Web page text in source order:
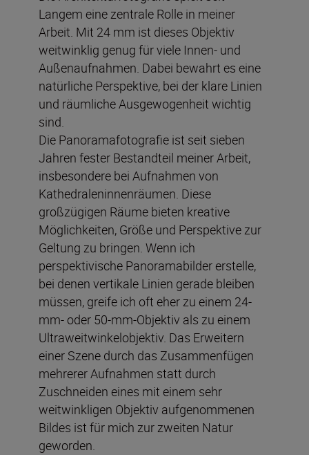
Langem eine zentrale Rolle in meiner
Arbeit. Mit 24 mm ist dieses Objektiv
weitwinklig genug für viele Innen- und
Außenaufnahmen. Dabei bewahrt es eine
natürliche Perspektive, bei der klare Linien
und räumliche Ausgewogenheit wichtig
sind.
Die Panoramafotografie ist seit sieben
Jahren fester Bestandteil meiner Arbeit,
insbesondere bei Aufnahmen von
Kathedraleninnenräumen. Diese
großzügigen Räume bieten kreative
Möglichkeiten, Größe und Perspektive zur
Geltung zu bringen. Wenn ich
perspektivische Panoramabilder erstelle,
bei denen vertikale Linien gerade bleiben
müssen, greife ich oft eher zu einem 24-
mm- oder 50-mm-Objektiv als zu einem
Ultraweitwinkelobjektiv. Das Erweitern
einer Szene durch das Zusammenfügen
mehrerer Aufnahmen statt durch
Zuschneiden eines mit einem sehr
weitwinkligen Objektiv aufgenommenen
Bildes ist für mich zur zweiten Natur
geworden.